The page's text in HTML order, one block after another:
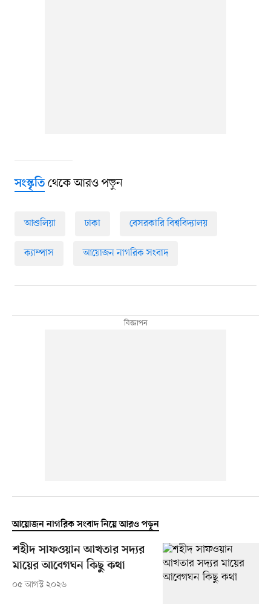
সংস্কৃতিথেকে আরও পড়ুন
আশুলিয়া ঢাকা বেসরকারি বিশ্ববিদ্যালয়
ক্যাম্পাস আয়োজন নাগরিক সংবাদ
আয়োজন নাগরিক সংবাদ নিয়ে আরও পড়ুন
শহীদ সাফওয়ান আখতার সদ্যর
মায়ের আবেগঘন কিছু কথা
০৫ আগস্ট ২০২৬